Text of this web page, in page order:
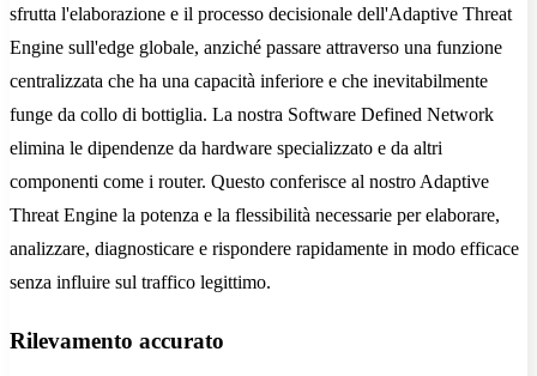
sfrutta l'elaborazione e il processo decisionale dell'Adaptive Threat
Engine sull'edge globale, anziché passare attraverso una funzione
centralizzata che ha una capacità inferiore e che inevitabilmente
funge da collo di bottiglia. La nostra Software Defined Network
elimina le dipendenze da hardware specializzato e da altri
componenti come i router. Questo conferisce al nostro Adaptive
Threat Engine la potenza e la flessibilità necessarie per elaborare,
analizzare, diagnosticare e rispondere rapidamente in modo efficace
senza influire sul traffico legittimo.
Rilevamento accurato